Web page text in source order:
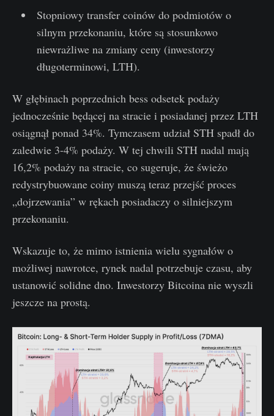
Stopniowy transfer coinów do podmiotów o
silnym przekonaniu, które są stosunkowo
niewrażliwe na zmiany ceny (inwestorzy
długoterminowi, LTH).
W głębinach poprzednich bess odsetek podaży
jednocześnie będącej na stracie i posiadanej przez LTH
osiągnął ponad 34%. Tymczasem udział STH spadł do
zaledwie 3-4% podaży. W tej chwili STH nadal mają
16,2% podaży na stracie, co sugeruje, że świeżo
redystrybuowane coiny muszą teraz przejść proces
„dojrzewania” w rękach posiadaczy o silniejszym
przekonaniu.
Wskazuje to, że mimo istnienia wielu sygnałów o
możliwej nawrotce, rynek nadal potrzebuje czasu, aby
ustanowić solidne dno. Inwestorzy Bitcoina nie wyszli
jeszcze na prostą.